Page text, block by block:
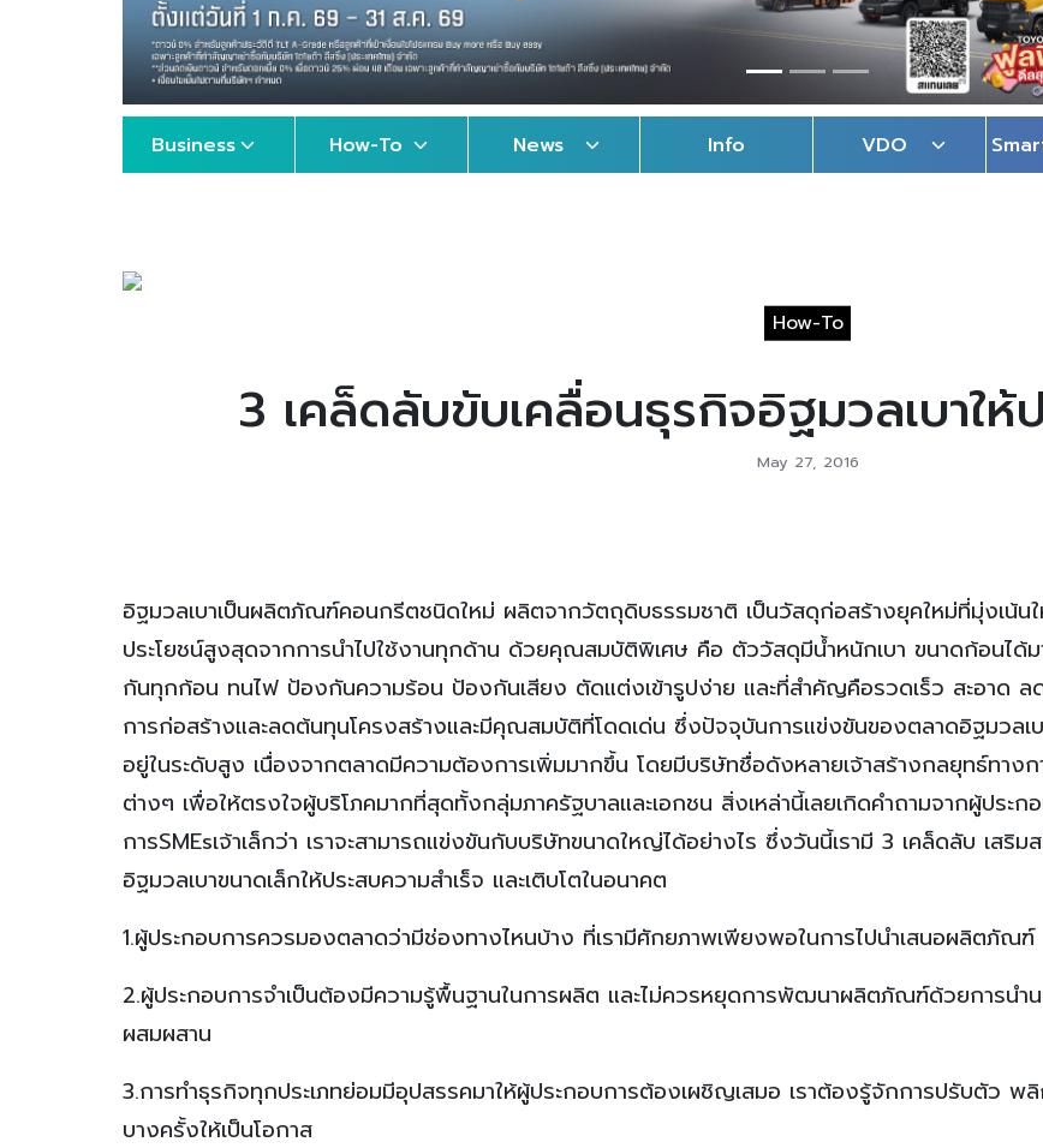
Business How-To News Info VDO
How-To
3 เคล็ดลับขับเคลื่อนธุรกิจอิฐมวลเบาให้
May 27, 2016
อิฐมวลเบาเป็นผลิตภัณฑ์คอนกรีตชนิดใหม่ ผลิตจากวัตถุดิบธรรมชาติ เป็นวัสดุก่อสร้างยุคใหม่ที่มุ่งเน้นใ
ประโยชน์สูงสุดจากการนำไปใช้งานทุกด้าน ด้วยคุณสมบัติพิเศษ คือ ตัววัสดุมีน้ำหนักเบา ขนาดก้อนได้ม
กันทุกก้อน ทนไฟ ป้องกันความร้อน ป้องกันเสียง ตัดแต่งเข้ารูปง่าย และที่สำคัญคือรวดเร็ว สะอาด ลด
การก่อสร้างและลดต้นทุนโครงสร้างและมีคุณสมบัติที่โดดเด่น ซึ่งปัจจุบันการแข่งขันของตลาดอิฐมวลเ
อยู่ในระดับสูง เนื่องจากตลาดมีความต้องการเพิ่มมากขึ้น โดยมีบริษัทชื่อดังหลายเจ้าสร้างกลยุทธ์ทาง
ต่างๆ เพื่อให้ตรงใจผู้บริโภคมากที่สุดทั้งกลุ่มภาครัฐบาลและเอกชน สิ่งเหล่านี้เลยเกิดคำถามจากผู้ประก
การSMEsเจ้าเล็กว่า เราจะสามารถแข่งขันกับบริษัทขนาดใหญ่ได้อย่างไร ซึ่งวันนี้เรามี 3 เคล็ดลับ เสริม
อิฐมวลเบาขนาดเล็กให้ประสบความสำเร็จ และเติบโตในอนาคต
1.ผู้ประกอบการควรมองตลาดว่ามีช่องทางไหนบ้าง ที่เรามีศักยภาพเพียงพอในการไปนำเสนอผลิตภัณฑ์
2.ผู้ประกอบการจำเป็นต้องมีความรู้พื้นฐานในการผลิต และไม่ควรหยุดการพัฒนาผลิตภัณฑ์ด้วยการนำ
ผสมผสาน
3.การทำธุรกิจทุกประเภทย่อมมีอุปสรรคมาให้ผู้ประกอบการต้องเผชิญเสมอ เราต้องรู้จักการปรับตัว พ
บางครั้งให้เป็นโอกาส